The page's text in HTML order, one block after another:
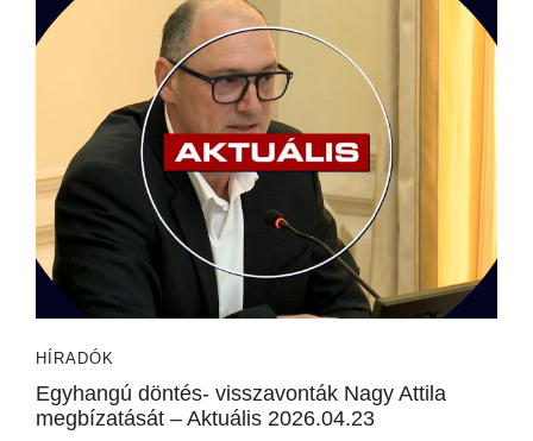
HÍRADÓK
Egyhangú döntés- visszavonták Nagy Attila
megbízatását – Aktuális 2026.04.23